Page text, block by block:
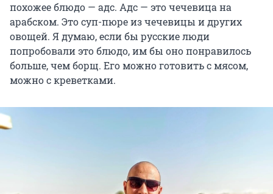
похожее блюдо — адс. Адс — это чечевица на
арабском. Это суп-пюре из чечевицы и других
овощей. Я думаю, если бы русские люди
попробовали это блюдо, им бы оно понравилось
больше, чем борщ. Его можно готовить с мясом,
можно с креветками.